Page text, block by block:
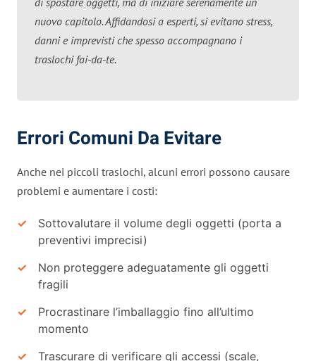
nuovo capitolo. Affidandosi a esperti, si evitano stress,
danni e imprevisti che spesso accompagnano i
traslochi fai-da-te.
Errori Comuni Da Evitare
Anche nei piccoli traslochi, alcuni errori possono causare
problemi e aumentare i costi:
Sottovalutare il volume degli oggetti (porta a
preventivi imprecisi)
Non proteggere adeguatamente gli oggetti
fragili
Procrastinare l’imballaggio fino all’ultimo
momento
Trascurare di verificare gli accessi (scale,